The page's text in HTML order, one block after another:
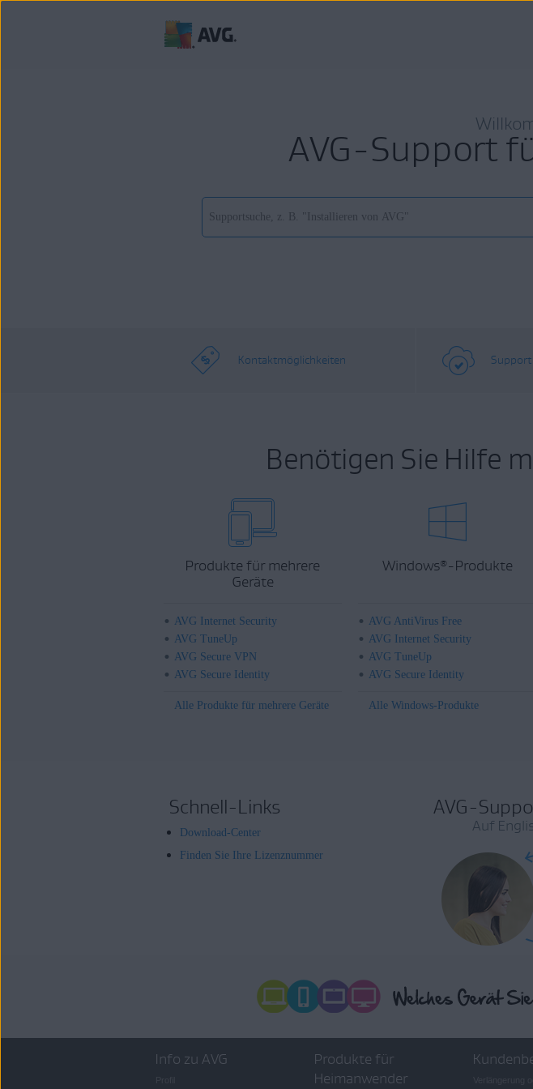
AVG-Support
Kontaktmöglichkeiten
Benötigen Sie Hilfe
Produkte für mehrere
Geräte
AVG Internet Security
AVG TuneUp
AVG Secure VPN
AVG Secure Identity
Alle Produkte für mehrere Geräte
Windows® -Produkte
AVG AntiVirus Free
AVG Internet Security
AVG TuneUp
AVG Secure Identity
Alle Windows-Produkte
Schnell-Links
Download-Center
Finden Sie Ihre Lizenznummer
AVG-
Auf
Info zu AVG
Produkte für
Heimanwender